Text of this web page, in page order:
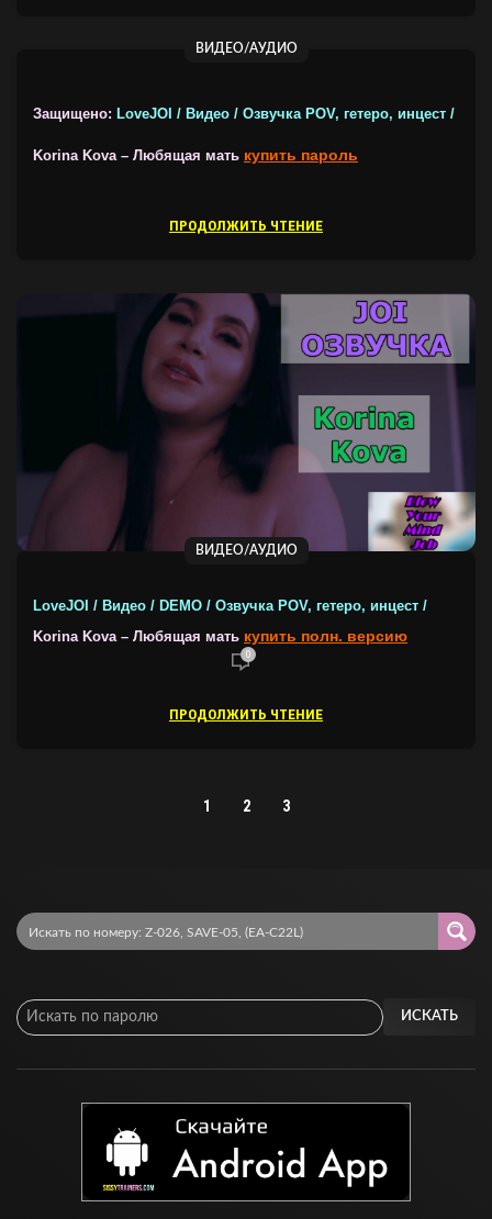
ВИДЕО/АУДИО
Защищено: LoveJOI / Видео / Озвучка POV, гетеро, инцест /
Korina Kova – Любящая мать купить пароль
ПРОДОЛЖИТЬ ЧТЕНИЕ
ВИДЕО/АУДИО
LoveJOI / Видео / DEMO / Озвучка POV, гетеро, инцест /
Korina Kova – Любящая мать купить полн. версию
0
ПРОДОЛЖИТЬ ЧТЕНИЕ
1 2 3
ИСКАТЬ